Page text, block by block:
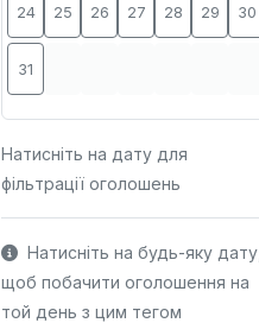
24 25 26 27 28 29 30
31
Натисніть на дату для
фільтрації оголошень
Натисніть на будь-яку дату,
щоб побачити оголошення на
той день з цим тегом